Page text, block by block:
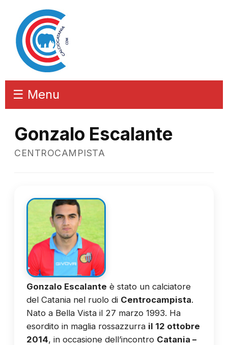
☰ Menu
Gonzalo Escalante
CENTROCAMPISTA
Gonzalo Escalante è stato un calciatore
del Catania nel ruolo di Centrocampista.
Nato a Bella Vista il 27 marzo 1993. Ha
esordito in maglia rossazzurra il 12 ottobre
2014, in occasione dell’incontro Catania –